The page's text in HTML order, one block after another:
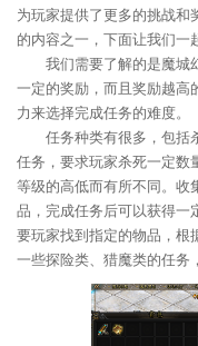
为玩家提供了更多的挑战和
的内容之一，下面让我们一
我们需要了解的是魔城
一定的奖励，而且奖励越高
力来选择完成任务的难度。
任务种类有很多，包括
任务，要求玩家杀死一定数
等级的高低而有所不同。收
品，完成任务后可以获得一
要玩家找到指定的物品，根
一些探险类、猎魔类的任务